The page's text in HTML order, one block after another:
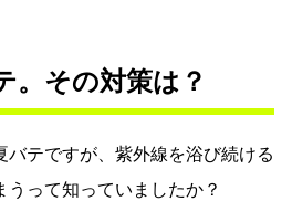
。その対策は？
テですが、紫外線を浴び続ける
うって知っていましたか？